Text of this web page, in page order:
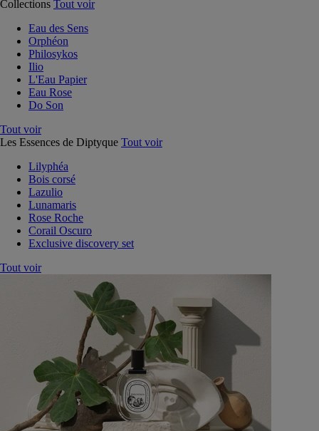
Collections Tout voir
Eau des Sens
Orphéon
Philosykos
Ilio
L'Eau Papier
Eau Rose
Do Son
Tout voir
Les Essences de Diptyque Tout voir
Lilyphéa
Bois corsé
Lazulio
Lunamaris
Rose Roche
Corail Oscuro
Exclusive discovery set
Tout voir